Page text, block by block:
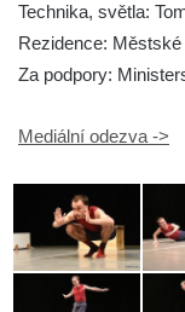
Technika, světla:
Rezidence:
Za podpory:
Mediální odezva ->